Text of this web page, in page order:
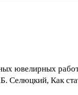
ювелирных
Селюцкий, Как